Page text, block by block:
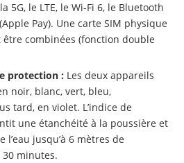
5G, le LTE, le Wi-Fi 6, le Bluetooth
Pay). Une carte SIM physique
combinées (fonction double
protection : Les deux appareils
noir, blanc, vert, bleu,
tard, en violet. L’indice de
une étanchéité à la poussière et
jusqu’à 6 mètres de
minutes.